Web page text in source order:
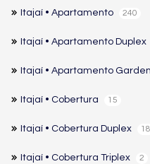
Itajaí • Apartamento 240
Itajaí • Apartamento Duplex
Itajaí • Apartamento Garden
Itajaí • Cobertura 15
Itajaí • Cobertura Duplex 18
Itajaí • Cobertura Triplex 2